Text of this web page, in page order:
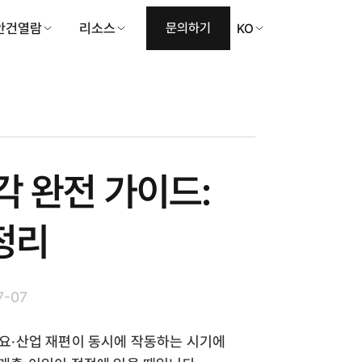
건열람 리소스 문의하기 KO
완전 가이드:
리
07
·산업 재편이 동시에 작동하는 시기에